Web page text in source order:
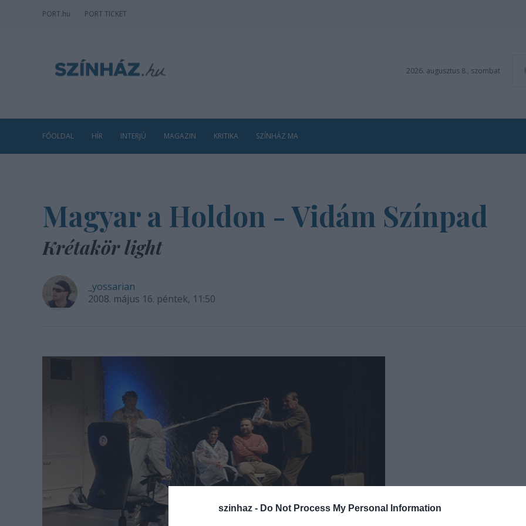
szinhaz - Do Not Process My Personal Information
PORT.hu PORT TICKET
2026. augusztus 8., szombat
FŐOLDAL HÍR INTERJÚ MAGAZIN KRITIKA SZÍNHÁZ MA
Magyar a Holdon - Vidám Színpad
Krétakör light
_yossarian
2008. május 16. péntek, 11:50